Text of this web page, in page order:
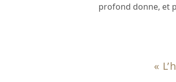
profond donne, et
«